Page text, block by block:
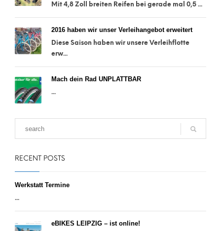
Mit 4,8 Zoll breiten Reifen bei gerade mal 0,5 ...
2016 haben wir unser Verleihangebot erweitert
Diese Saison haben wir unsere Verleihflotte
erw...
Mach dein Rad UNPLATTBAR
...
RECENT POSTS
Werkstatt Termine
...
eBIKES LEIPZIG – ist online!